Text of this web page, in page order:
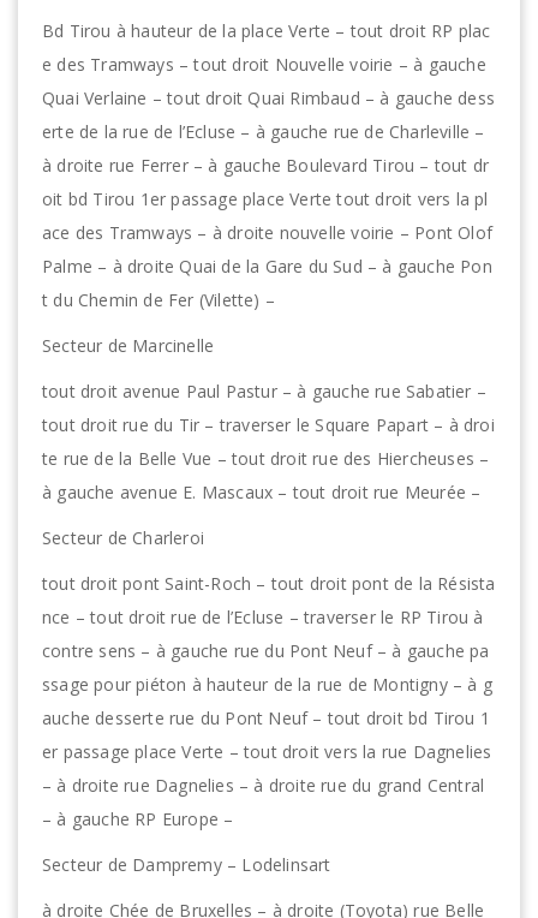
Bd Tirou à hauteur de la place Verte – tout droit RP plac
e des Tramways – tout droit Nouvelle voirie – à gauche
Quai Verlaine – tout droit Quai Rimbaud – à gauche dess
erte de la rue de l’Ecluse – à gauche rue de Charleville –
à droite rue Ferrer – à gauche Boulevard Tirou – tout dr
oit bd Tirou 1er passage place Verte tout droit vers la pl
ace des Tramways – à droite nouvelle voirie – Pont Olof
Palme – à droite Quai de la Gare du Sud – à gauche Pon
t du Chemin de Fer (Vilette) –
Secteur de Marcinelle
tout droit avenue Paul Pastur – à gauche rue Sabatier –
tout droit rue du Tir – traverser le Square Papart – à droi
te rue de la Belle Vue – tout droit rue des Hiercheuses –
à gauche avenue E. Mascaux – tout droit rue Meurée –
Secteur de Charleroi
tout droit pont Saint-Roch – tout droit pont de la Résista
nce – tout droit rue de l’Ecluse – traverser le RP Tirou à
contre sens – à gauche rue du Pont Neuf – à gauche pa
ssage pour piéton à hauteur de la rue de Montigny – à g
auche desserte rue du Pont Neuf – tout droit bd Tirou 1
er passage place Verte – tout droit vers la rue Dagnelies
– à droite rue Dagnelies – à droite rue du grand Central
– à gauche RP Europe –
Secteur de Dampremy – Lodelinsart
à droite Chée de Bruxelles – à droite (Toyota) rue Belle